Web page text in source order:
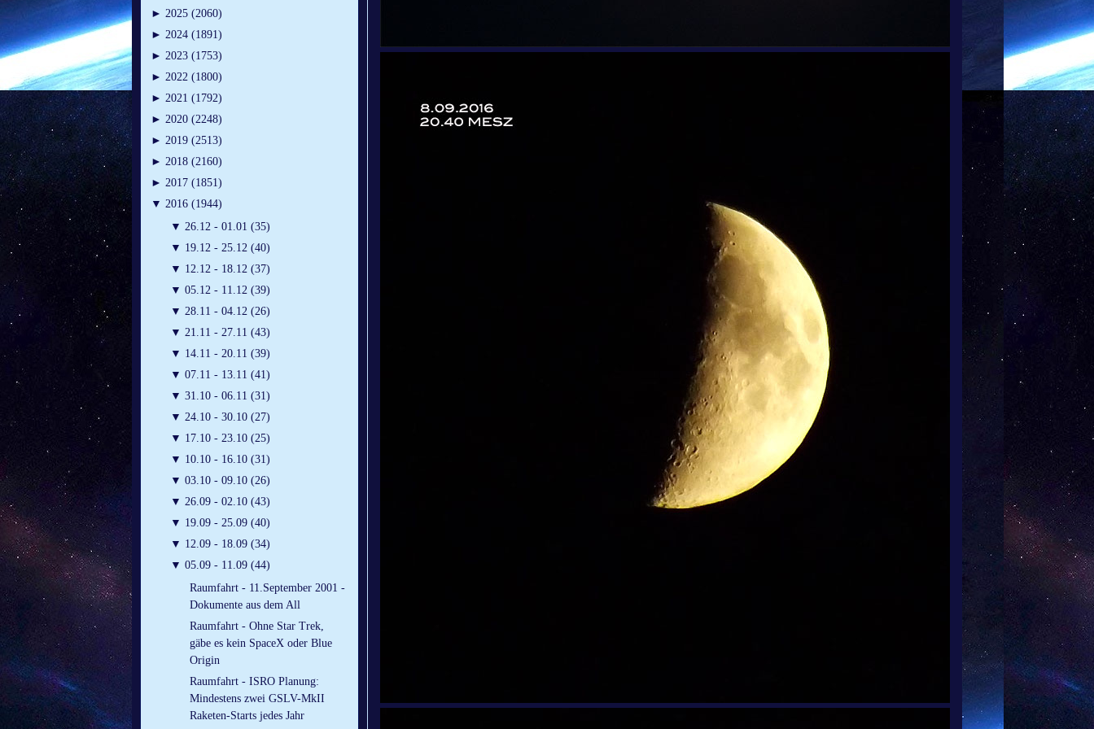
► 2025 (2060)
► 2024 (1891)
► 2023 (1753)
► 2022 (1800)
► 2021 (1792)
► 2020 (2248)
► 2019 (2513)
► 2018 (2160)
► 2017 (1851)
▼ 2016 (1944)
▼ 26.12 - 01.01 (35)
▼ 19.12 - 25.12 (40)
▼ 12.12 - 18.12 (37)
▼ 05.12 - 11.12 (39)
▼ 28.11 - 04.12 (26)
▼ 21.11 - 27.11 (43)
▼ 14.11 - 20.11 (39)
▼ 07.11 - 13.11 (41)
▼ 31.10 - 06.11 (31)
▼ 24.10 - 30.10 (27)
▼ 17.10 - 23.10 (25)
▼ 10.10 - 16.10 (31)
▼ 03.10 - 09.10 (26)
▼ 26.09 - 02.10 (43)
▼ 19.09 - 25.09 (40)
▼ 12.09 - 18.09 (34)
▼ 05.09 - 11.09 (44)
Raumfahrt - 11.September 2001 -
Dokumente aus dem All
Raumfahrt - Ohne Star Trek,
gäbe es kein SpaceX oder Blue
Origin
Raumfahrt - ISRO Planung:
Mindestens zwei GSLV-MkII
Raketen-Starts jedes Jahr